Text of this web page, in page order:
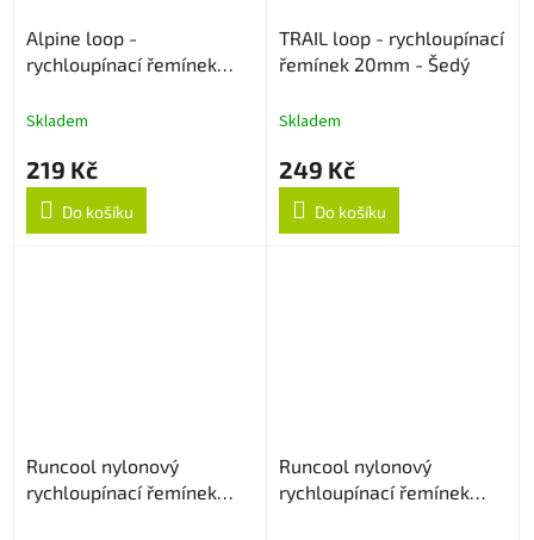
Alpine loop -
rychloupínací řemínek
Skladem
219 Kč
Do košíku
TRAIL loop - rychloupínací
řemínek 20mm - Šedý
Skladem
249 Kč
Do košíku
Runcool nylonový
rychloupínací řemínek
Runcool nylonový
rychloupínací řemínek